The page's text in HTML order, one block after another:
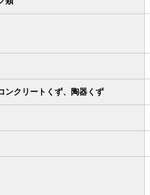
ンクリートくず、陶器くず